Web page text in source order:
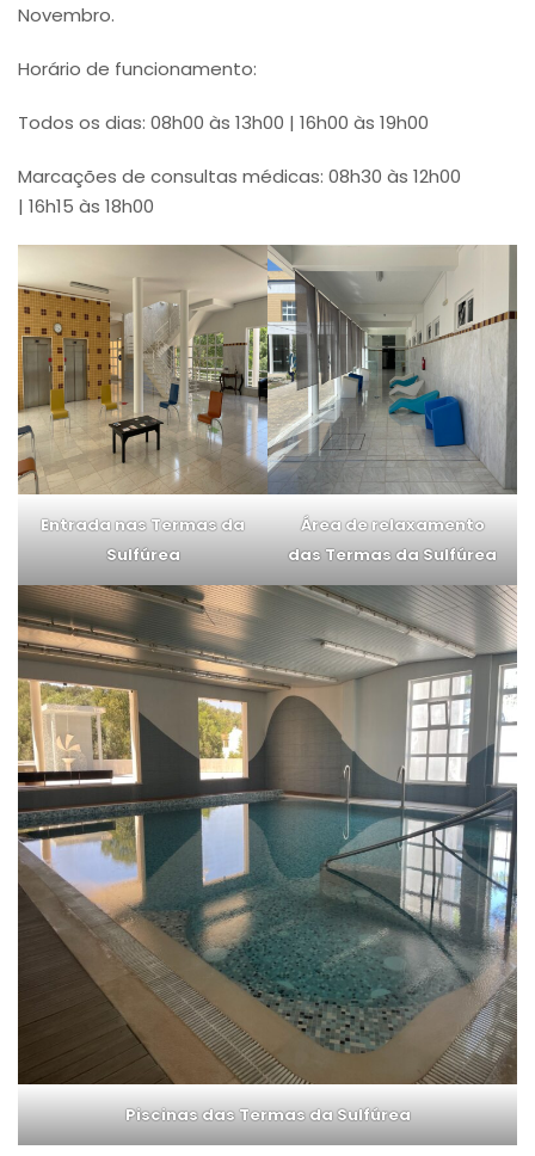
Novembro.
Horário de funcionamento:
Todos os dias: 08h00 às 13h00 | 16h00 às 19h00
Marcações de consultas médicas: 08h30 às 12h00
| 16h15 às 18h00
Entrada nasTermas da
Sulfúrea
Área de relaxamento
das Termas da Sulfúrea
Piscinas das Termas da Sulfúrea